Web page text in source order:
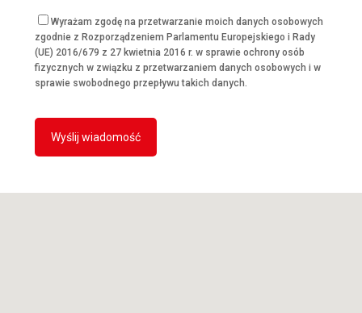
Wyrażam zgodę na przetwarzanie moich danych osobowych
zgodnie z Rozporządzeniem Parlamentu Europejskiego i Rady
(UE) 2016/679 z 27 kwietnia 2016 r. w sprawie ochrony osób
fizycznych w związku z przetwarzaniem danych osobowych i w
sprawie swobodnego przepływu takich danych.